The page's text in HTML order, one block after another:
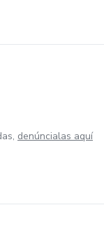
denúncialas aquí